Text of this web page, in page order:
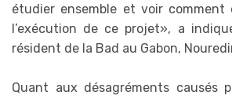
étudier ensemble et voir comment
l’exécution de ce projet», a
résident de la Bad au Gabon,
Quant aux désagréments causés